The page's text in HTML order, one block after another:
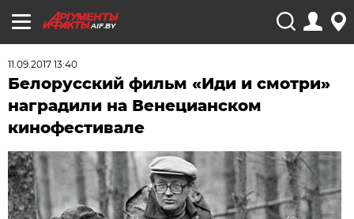
AIF.BY
11.09.2017 13:40
Белорусский фильм «Иди и смотри»
наградили на Венецианском
кинофестивале